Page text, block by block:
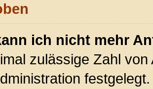
ich nicht mehr
zulässige Zahl